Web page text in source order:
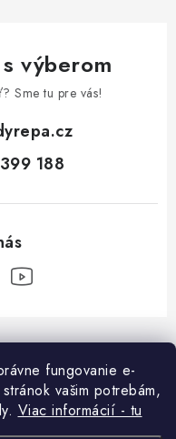
fungovanie e-
vašim potrebám,
Viac informácií - tu
výberom
Sme tu pre vás!
188